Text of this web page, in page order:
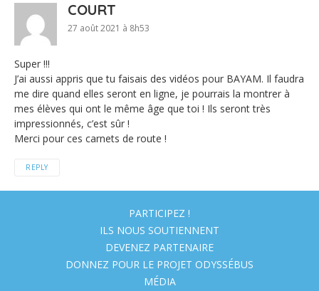
COURT
27 août 2021 à 8h53
Super !!!
J’ai aussi appris que tu faisais des vidéos pour BAYAM. Il faudra
me dire quand elles seront en ligne, je pourrais la montrer à
mes élèves qui ont le même âge que toi ! Ils seront très
impressionnés, c’est sûr !
Merci pour ces carnets de route !
REPLY
PARTICIPEZ !
ILS NOUS SOUTIENNENT
DEVENEZ PARTENAIRE
DONNEZ POUR LE PROJET ODYSSÉBUS
MÉDIA